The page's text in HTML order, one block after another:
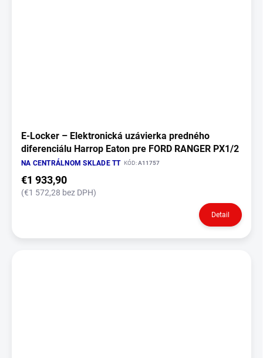
E‑Locker – Elektronická uzávierka predného
diferenciálu Harrop Eaton pre FORD RANGER PX1/2
NA CENTRÁLNOM SKLADE TT KÓD:A11757
€1 933,90
(€1 572,28 bez DPH)
Detail